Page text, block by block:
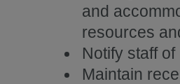
and
resources
Notify staff
Maintain